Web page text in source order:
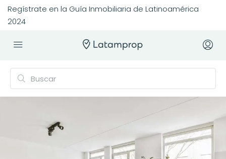
Regístrate en la Guía Inmobiliaria de Latinoamérica
2024